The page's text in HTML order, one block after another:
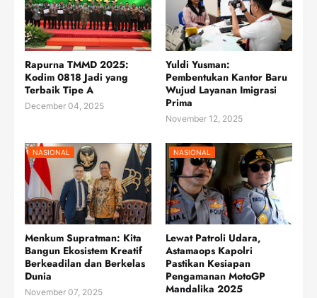
Rapurna TMMD 2025:
Kodim 0818 Jadi yang
Terbaik Tipe A
December 04, 2025
Yuldi Yusman:
Pembentukan Kantor Baru
Wujud Layanan Imigrasi
Prima
November 12, 2025
NASIONAL
Menkum Supratman: Kita
Bangun Ekosistem Kreatif
Berkeadilan dan Berkelas
Dunia
November 07, 2025
NASIONAL
Lewat Patroli Udara,
Astamaops Kapolri
Pastikan Kesiapan
Pengamanan MotoGP
Mandalika 2025